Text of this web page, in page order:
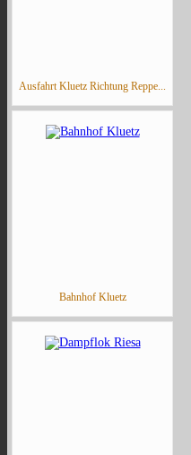
Ausfahrt Kluetz Richtung Reppe...
Bahnhof Kluetz